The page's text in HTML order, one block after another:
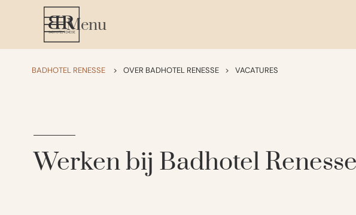
Menu
BADHOTEL RENESSE > OVER BADHOTEL RENESSE > VACATURES
Werken bij Badhotel Renesse